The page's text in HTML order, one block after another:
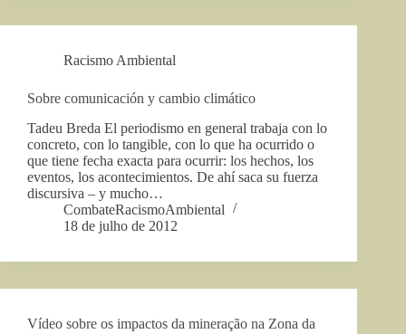
Racismo Ambiental
Sobre comunicación y cambio climático
Tadeu Breda El periodismo en general trabaja con lo
concreto, con lo tangible, con lo que ha ocurrido o
que tiene fecha exacta para ocurrir: los hechos, los
eventos, los acontecimientos. De ahí saca su fuerza
discursiva – y mucho…
CombateRacismoAmbiental
18 de julho de 2012
Vídeo sobre os impactos da mineração na Zona da